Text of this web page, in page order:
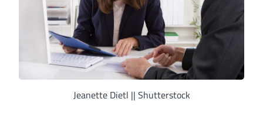
Jeanette Dietl || Shutterstock